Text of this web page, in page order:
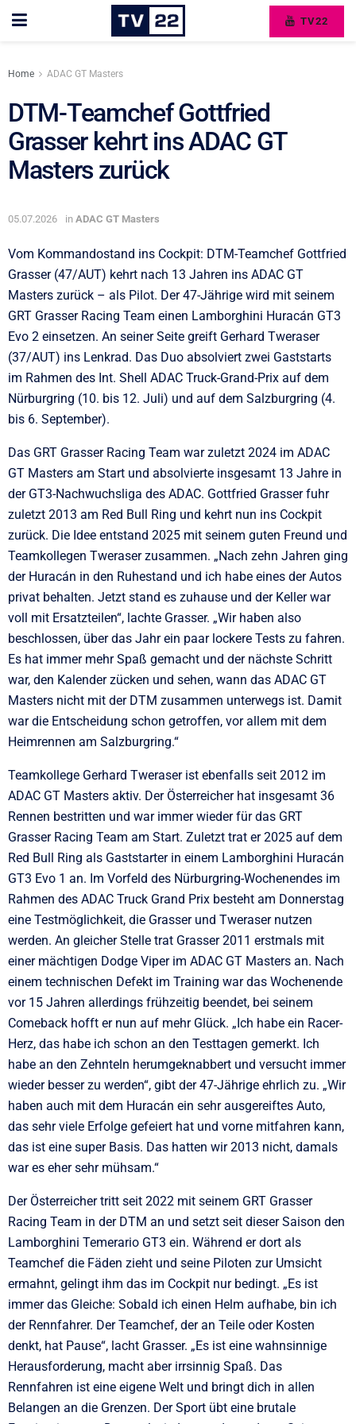
TV22
Home ADAC GT Masters
DTM-Teamchef Gottfried
Grasser kehrt ins ADAC GT
Masters zurück
05.07.2026 in ADAC GT Masters
Vom Kommandostand ins Cockpit: DTM-Teamchef Gottfried
Grasser (47/AUT) kehrt nach 13 Jahren ins ADAC GT
Masters zurück – als Pilot. Der 47-Jährige wird mit seinem
GRT Grasser Racing Team einen Lamborghini Huracán GT3
Evo 2 einsetzen. An seiner Seite greift Gerhard Tweraser
(37/AUT) ins Lenkrad. Das Duo absolviert zwei Gaststarts
im Rahmen des Int. Shell ADAC Truck-Grand-Prix auf dem
Nürburgring (10. bis 12. Juli) und auf dem Salzburgring (4.
bis 6. September).
Das GRT Grasser Racing Team war zuletzt 2024 im ADAC
GT Masters am Start und absolvierte insgesamt 13 Jahre in
der GT3-Nachwuchsliga des ADAC. Gottfried Grasser fuhr
zuletzt 2013 am Red Bull Ring und kehrt nun ins Cockpit
zurück. Die Idee entstand 2025 mit seinem guten Freund und
Teamkollegen Tweraser zusammen. „Nach zehn Jahren ging
der Huracán in den Ruhestand und ich habe eines der Autos
privat behalten. Jetzt stand es zuhause und der Keller war
voll mit Ersatzteilen“, lachte Grasser. „Wir haben also
beschlossen, über das Jahr ein paar lockere Tests zu fahren.
Es hat immer mehr Spaß gemacht und der nächste Schritt
war, den Kalender zücken und sehen, wann das ADAC GT
Masters nicht mit der DTM zusammen unterwegs ist. Damit
war die Entscheidung schon getroffen, vor allem mit dem
Heimrennen am Salzburgring.“
Teamkollege Gerhard Tweraser ist ebenfalls seit 2012 im
ADAC GT Masters aktiv. Der Österreicher hat insgesamt 36
Rennen bestritten und war immer wieder für das GRT
Grasser Racing Team am Start. Zuletzt trat er 2025 auf dem
Red Bull Ring als Gaststarter in einem Lamborghini Huracán
GT3 Evo 1 an. Im Vorfeld des Nürburgring-Wochenendes im
Rahmen des ADAC Truck Grand Prix besteht am Donnerstag
eine Testmöglichkeit, die Grasser und Tweraser nutzen
werden. An gleicher Stelle trat Grasser 2011 erstmals mit
einer mächtigen Dodge Viper im ADAC GT Masters an. Nach
einem technischen Defekt im Training war das Wochenende
vor 15 Jahren allerdings frühzeitig beendet, bei seinem
Comeback hofft er nun auf mehr Glück. „Ich habe ein Racer-
Herz, das habe ich schon an den Testtagen gemerkt. Ich
habe an den Zehnteln herumgeknabbert und versucht immer
wieder besser zu werden“, gibt der 47-Jährige ehrlich zu. „Wir
haben auch mit dem Huracán ein sehr ausgereiftes Auto,
das sehr viele Erfolge gefeiert hat und vorne mitfahren kann,
das ist eine super Basis. Das hatten wir 2013 nicht, damals
war es eher sehr mühsam.“
Der Österreicher tritt seit 2022 mit seinem GRT Grasser
Racing Team in der DTM an und setzt seit dieser Saison den
Lamborghini Temerario GT3 ein. Während er dort als
Teamchef die Fäden zieht und seine Piloten zur Umsicht
ermahnt, gelingt ihm das im Cockpit nur bedingt. „Es ist
immer das Gleiche: Sobald ich einen Helm aufhabe, bin ich
der Rennfahrer. Der Teamchef, der an Teile oder Kosten
denkt, hat Pause“, lacht Grasser. „Es ist eine wahnsinnige
Herausforderung, macht aber irrsinnig Spaß. Das
Rennfahren ist eine eigene Welt und bringt dich in allen
Belangen an die Grenzen. Der Sport übt eine brutale